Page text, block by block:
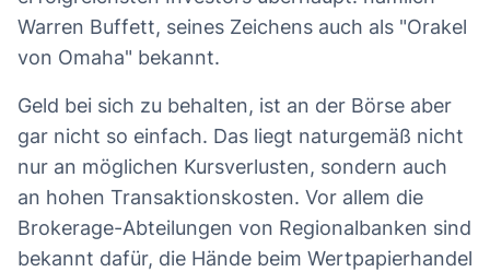
Warren Buffett, seines Zeichens auch als "Orakel
von Omaha" bekannt.
Geld bei sich zu behalten, ist an der Börse aber
gar nicht so einfach. Das liegt naturgemäß nicht
nur an möglichen Kursverlusten, sondern auch
an hohen Transaktionskosten. Vor allem die
Brokerage-Abteilungen von Regionalbanken sind
bekannt dafür, die Hände beim Wertpapierhandel